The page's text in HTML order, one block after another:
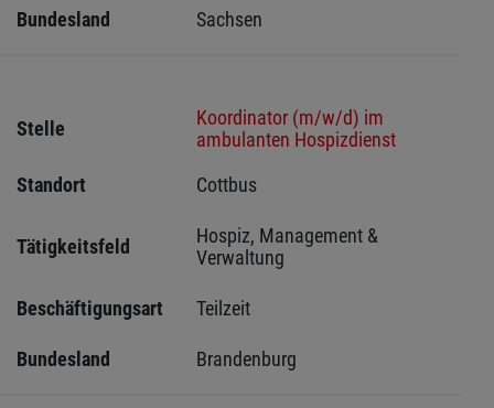
Bundesland Sachsen
Stelle
Koordinator (m/w/d) im
ambulanten Hospizdienst
Standort
Cottbus
Tätigkeitsfeld
Hospiz, Management &
Verwaltung
Beschäftigungsart Teilzeit
Bundesland Brandenburg